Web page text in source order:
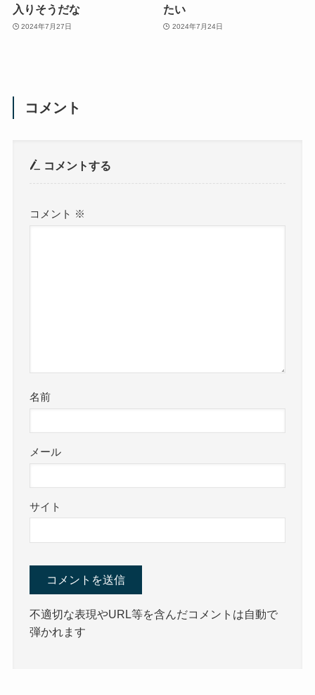
入りそうだな
2024年7月27日
たい
2024年7月24日
コメント
コメントする
コメント ※
名前
メール
サイト
不適切な表現やURL等を含んだコメントは自動で
弾かれます